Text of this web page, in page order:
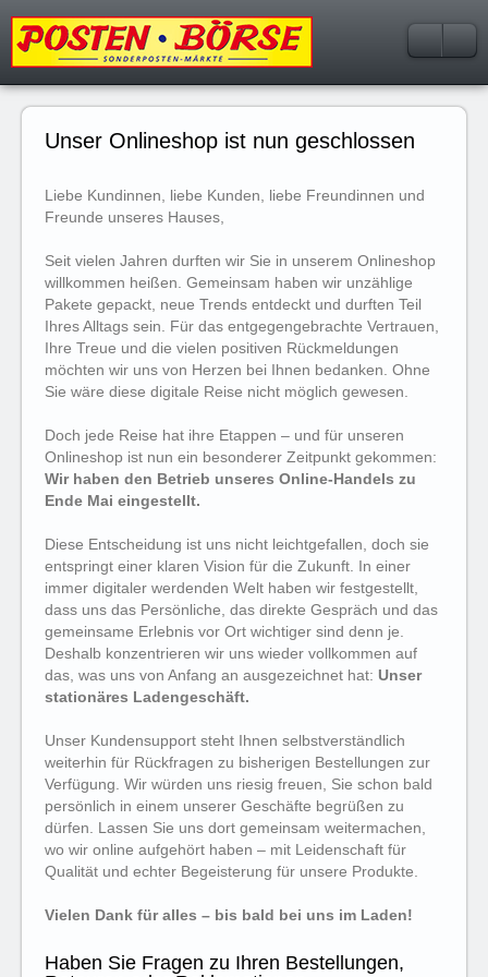
Unser Onlineshop ist nun geschlossen
Liebe Kundinnen, liebe Kunden, liebe Freundinnen und
Freunde unseres Hauses,
Seit vielen Jahren durften wir Sie in unserem Onlineshop
willkommen heißen. Gemeinsam haben wir unzählige
Pakete gepackt, neue Trends entdeckt und durften Teil
Ihres Alltags sein. Für das entgegengebrachte Vertrauen,
Ihre Treue und die vielen positiven Rückmeldungen
möchten wir uns von Herzen bei Ihnen bedanken. Ohne
Sie wäre diese digitale Reise nicht möglich gewesen.
Doch jede Reise hat ihre Etappen – und für unseren
Onlineshop ist nun ein besonderer Zeitpunkt gekommen:
Wir haben den Betrieb unseres Online-Handels zu
Ende Mai eingestellt.
Diese Entscheidung ist uns nicht leichtgefallen, doch sie
entspringt einer klaren Vision für die Zukunft. In einer
immer digitaler werdenden Welt haben wir festgestellt,
dass uns das Persönliche, das direkte Gespräch und das
gemeinsame Erlebnis vor Ort wichtiger sind denn je.
Deshalb konzentrieren wir uns wieder vollkommen auf
das, was uns von Anfang an ausgezeichnet hat: Unser
stationäres Ladengeschäft.
Unser Kundensupport steht Ihnen selbstverständlich
weiterhin für Rückfragen zu bisherigen Bestellungen zur
Verfügung. Wir würden uns riesig freuen, Sie schon bald
persönlich in einem unserer Geschäfte begrüßen zu
dürfen. Lassen Sie uns dort gemeinsam weitermachen,
wo wir online aufgehört haben – mit Leidenschaft für
Qualität und echter Begeisterung für unsere Produkte.
Vielen Dank für alles – bis bald bei uns im Laden!
Haben Sie Fragen zu Ihren Bestellungen,